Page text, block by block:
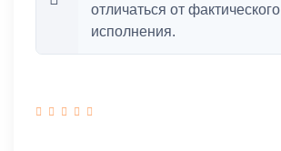
отличаться от фактического
исполнения.